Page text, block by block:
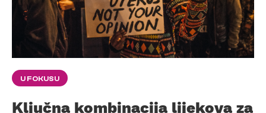
U FOKUSU
Ključna kombinacija lijekova za